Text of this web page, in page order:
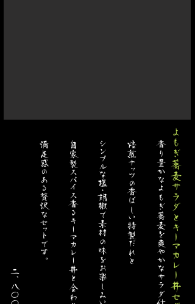
香り豊かなよもぎ蕎麦を
焙煎ナッツの香ばしい特製だれと
シンプルな塩・胡椒で
自家製スパイス香るキーマカレー丼と
満足感のある贅沢なセットです。
​ 二、八〇〇円(税込み) よもぎ蕎麦サラダとキーマカレー丼セット